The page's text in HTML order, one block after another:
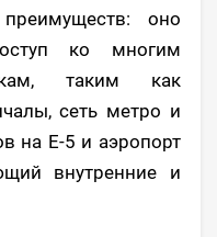
оно
ко многим
таким как
сеть метро и
на E-5 и аэропорт
внутренние и